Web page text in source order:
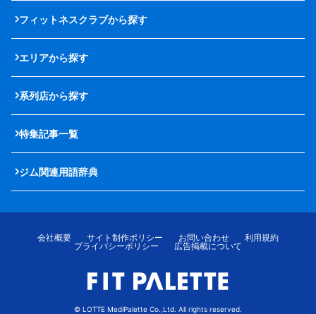
フィットネスクラブから探す
エリアから探す
系列店から探す
特集記事一覧
ジム関連用語辞典
会社概要 サイト制作ポリシー お問い合わせ
利用規約
プライバシーポリシー
広告掲載について
© LOTTE MediPalette Co.,Ltd. All rights reserved.